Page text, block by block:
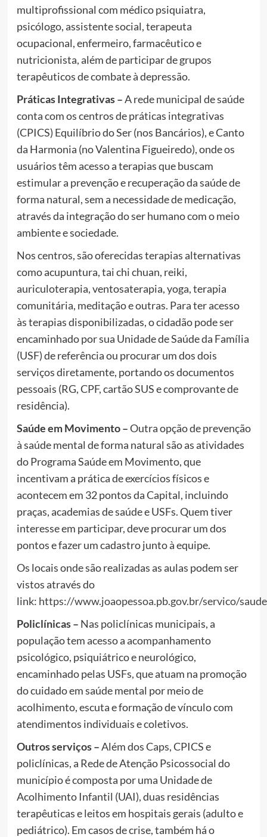
multiprofissional com médico psiquiatra,
psicólogo, assistente social, terapeuta
ocupacional, enfermeiro, farmacêutico e
nutricionista, além de participar de grupos
terapêuticos de combate à depressão.
Práticas Integrativas –A rede municipal de saúde
conta com os centros de práticas integrativas
(CPICS) Equilíbrio do Ser (nos Bancários), e Canto
da Harmonia (no Valentina Figueiredo), onde os
usuários têm acesso a terapias que buscam
estimular a prevenção e recuperação da saúde de
forma natural, sem a necessidade de medicação,
através da integração do ser humano com o meio
ambiente e sociedade.
Nos centros, são oferecidas terapias alternativas
como acupuntura, tai chi chuan, reiki,
auriculoterapia, ventosaterapia, yoga, terapia
comunitária, meditação e outras. Para ter acesso
às terapias disponibilizadas, o cidadão pode ser
encaminhado por sua Unidade de Saúde da Família
(USF) de referência ou procurar um dos dois
serviços diretamente, portando os documentos
pessoais (RG, CPF, cartão SUS e comprovante de
residência).
Saúde em Movimento –Outra opção de prevenção
à saúde mental de forma natural são as atividades
do Programa Saúde em Movimento, que
incentivam a prática de exercícios físicos e
acontecem em 32 pontos da Capital, incluindo
praças, academias de saúde e USFs. Quem tiver
interesse em participar, deve procurar um dos
pontos e fazer um cadastro junto à equipe.
Os locais onde são realizadas as aulas podem ser
vistos através do
link: https://www.joaopessoa.pb.gov.br/servico/
Policlínicas – Nas policlínicas municipais, a
população tem acesso a acompanhamento
psicológico, psiquiátrico e neurológico,
encaminhado pelas USFs, que atuam na promoção
do cuidado em saúde mental por meio de
acolhimento, escuta e formação de vínculo com
atendimentos individuais e coletivos.
Outros serviços –Além dos Caps, CPICS e
policlínicas, a Rede de Atenção Psicossocial do
município é composta por uma Unidade de
Acolhimento Infantil (UAI), duas residências
terapêuticas e leitos em hospitais gerais (adulto e
pediátrico). Em casos de crise, também há o